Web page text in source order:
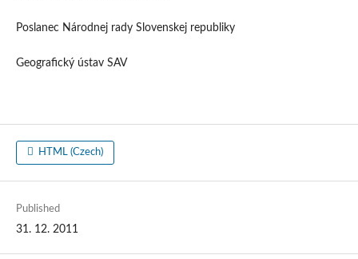
Poslanec Národnej rady Slovenskej republiky
Geografický ústav SAV
HTML (Czech)
Published
31. 12. 2011